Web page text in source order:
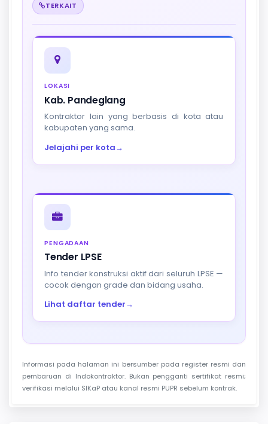
TERKAIT
LOKASI
Kab. Pandeglang
Kontraktor lain yang berbasis di kota atau
kabupaten yang sama.
Jelajahi per kota→
PENGADAAN
Tender LPSE
Info tender konstruksi aktif dari seluruh LPSE —
cocok dengan grade dan bidang usaha.
Lihat daftar tender→
Informasi pada halaman ini bersumber pada register resmi dan
pembaruan di Indokontraktor. Bukan pengganti sertifikat resmi;
verifikasi melalui SIKaP atau kanal resmi PUPR sebelum kontrak.